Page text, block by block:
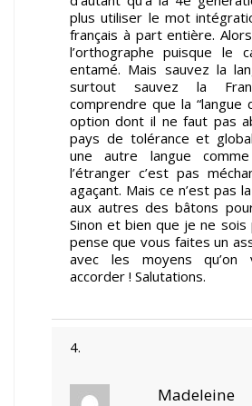
plus utiliser le mot
français à part entière.
l’orthographe puisque le
entamé. Mais sauvez la
surtout sauvez la
comprendre que la “langue
option dont il ne faut pas
pays de tolérance et
une autre langue
l’étranger c’est pas
agaçant. Mais ce n’est pas
aux autres des bâtons
Sinon et bien que je ne sois
pense que vous faites un
avec les moyens qu’on
accorder ! Salutations.
Madeleine